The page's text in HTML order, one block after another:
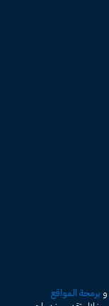
و برمجة المواقع